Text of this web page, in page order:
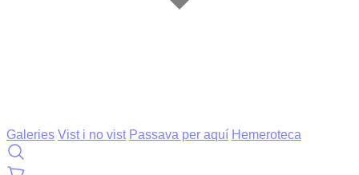
Galeries Vist i no vist Passava per aquí Hemeroteca